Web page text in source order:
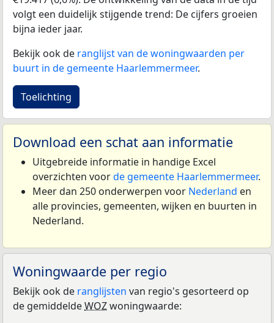
volgt een duidelijk stijgende trend: De cijfers groeien
bijna ieder jaar.
Bekijk ook de ranglijst van de woningwaarden per
buurt in de gemeente Haarlemmermeer.
Toelichting
Download een schat aan informatie
Uitgebreide informatie in handige Excel
overzichten voorde gemeente Haarlemmermeer.
Meer dan 250 onderwerpen voor Nederland en
alle provincies, gemeenten, wijken en buurten in
Nederland.
Woningwaarde per regio
Bekijk ook de ranglijsten van regio's gesorteerd op
de gemiddeldeWOZwoningwaarde: